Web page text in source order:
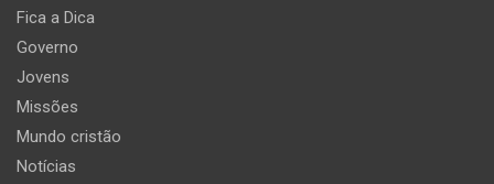
Fica a Dica
Governo
Jovens
Missões
Mundo cristão
Notícias